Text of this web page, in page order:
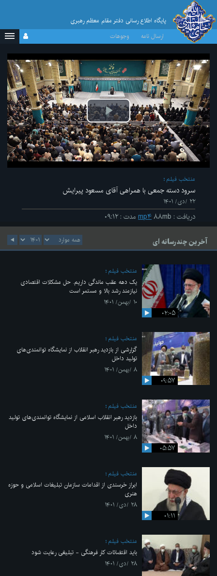
پایگاه اطلاع رسانی دفتر مقام معظم رهبری
ارسال نامه
وجوهات
پخش
ویدیو
منتخب فیلم
سرود دسته جمعی با همراهی آقای مسعود پیرایش
۲۲ /دی/ ۱۴۰۱
دریافت : mp۴ ۸۸mb مدت : ۰۹:۱۲
آخرین چندرسانه ای
۰۲:۰۵
منتخب فیلم
یک دهه عقب ماندگی داریم. حل مشکلات اقتصادی
نیازمند رشد بالا و مستمر است
۱۰ /بهمن/ ۱۴۰۱
۰۹:۵۷
منتخب فیلم
گزارشی از بازدید رهبر انقلاب از نمایشگاه توانمندی‌های
تولید داخل
۸ /بهمن/ ۱۴۰۱
۰۵:۵۷
منتخب فیلم
بازدید رهبر انقلاب اسلامی از نمایشگاه توانمندی‌های تولید
داخل
۸ /بهمن/ ۱۴۰۱
۰۱:۱۱
منتخب فیلم
ابراز خرسندی از اقدامات سازمان تبلیغات اسلامی و حوزه
هنری
۲۸ /دی/ ۱۴۰۱
منتخب فیلم
باید اقتضائات کار فرهنگی - تبلیغی رعایت شود
۲۸ /دی/ ۱۴۰۱